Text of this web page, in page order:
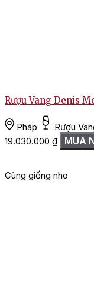
Rượu Vang Denis
Pháp Rượu
19.030.000 ₫ MUA
Cùng giống nho